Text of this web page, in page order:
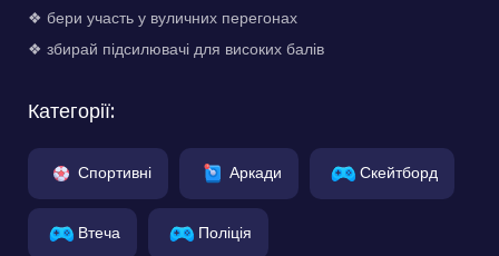
❖ бери участь у вуличних перегонах
❖ збирай підсилювачі для високих балів
Категорії:
Спортивні Аркади Скейтборд
Втеча Поліція